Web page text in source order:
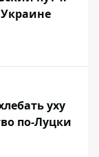
уху
по-Луцки